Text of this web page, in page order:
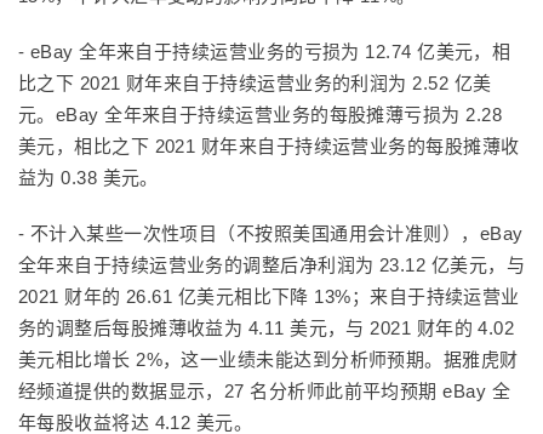
- eBay 全年来自于持续运营业务的亏损为 12.74 亿美元，相
比之下 2021 财年来自于持续运营业务的利润为 2.52 亿美
元。eBay 全年来自于持续运营业务的每股摊薄亏损为 2.28
美元，相比之下 2021 财年来自于持续运营业务的每股摊薄收
益为 0.38 美元。
- 不计入某些一次性项目（不按照美国通用会计准则），eBay
全年来自于持续运营业务的调整后净利润为 23.12 亿美元，与
2021 财年的 26.61 亿美元相比下降 13%；来自于持续运营业
务的调整后每股摊薄收益为 4.11 美元，与 2021 财年的 4.02
美元相比增长 2%，这一业绩未能达到分析师预期。据雅虎财
经频道提供的数据显示，27 名分析师此前平均预期 eBay 全
年每股收益将达 4.12 美元。